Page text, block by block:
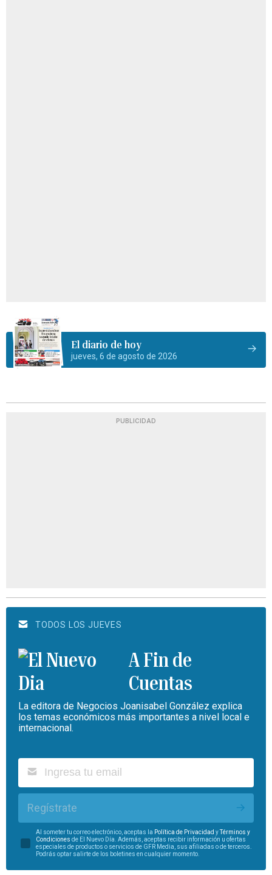
El diario de hoy
jueves, 6 de agosto de 2026
PUBLICIDAD
TODOS LOS JUEVES
A Fin de
Cuentas
La editora de Negocios Joanisabel González explica
los temas económicos más importantes a nivel local e
internacional.
Regístrate
Al someter tu correo electrónico, aceptas la Política de Privacidad yTérminos y
Condiciones de El Nuevo Día. Además, aceptas recibir información u ofertas
especiales de productos o servicios de GFR Media, sus afiliadas o de terceros.
Podrás optar salirte de los boletines en cualquier momento.